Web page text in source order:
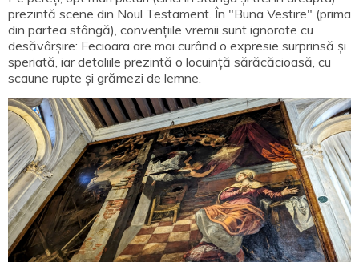
prezintă scene din Noul Testament. În "Buna Vestire" (prima
din partea stângă), convențiile vremii sunt ignorate cu
desăvârșire: Fecioara are mai curând o expresie surprinsă și
speriată, iar detaliile prezintă o locuință sărăcăcioasă, cu
scaune rupte și grămezi de lemne.